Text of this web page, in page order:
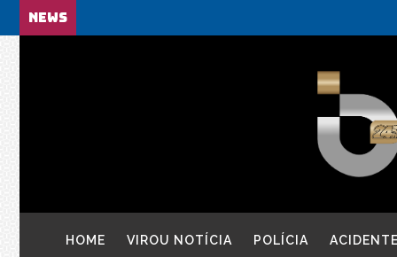
NEWS
HOME VIROU NOTÍCIA POLÍCIA